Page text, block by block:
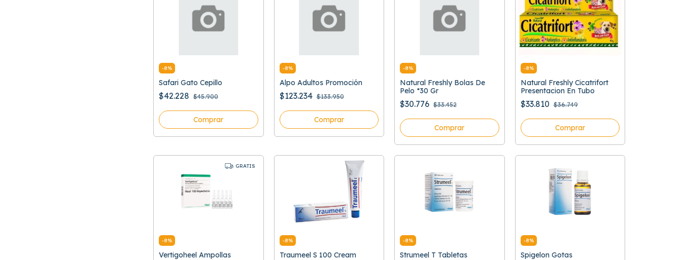
-8%
Safari Gato Cepillo
$42.228 $45.900
Comprar
-8%
Alpo Adultos Promoción
$123.234 $133.950
Comprar
-8%
Natural Freshly Bolas De
Pelo *30 Gr
$30.776 $33.452
Comprar
-8%
Natural Freshly Cicatrifort
Presentacion En Tubo
$33.810 $36.749
Comprar
GRATIS
-8%
Vertigoheel Ampollas
-8%
Traumeel S 100 Cream
-8%
Strumeel T Tabletas
-8%
Spigelon Gotas